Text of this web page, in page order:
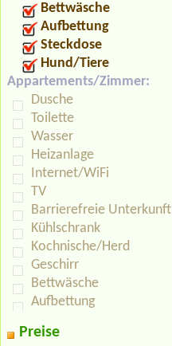
Bettwäsche
Aufbettung
Steckdose
Hund/Tiere
Appartements/Zimmer:
Dusche
Toilette
Wasser
Heizanlage
Internet/WiFi
TV
Barrierefreie Unterkunft
Kühlschrank
Kochnische/Herd
Geschirr
Bettwäsche
Aufbettung
Preise